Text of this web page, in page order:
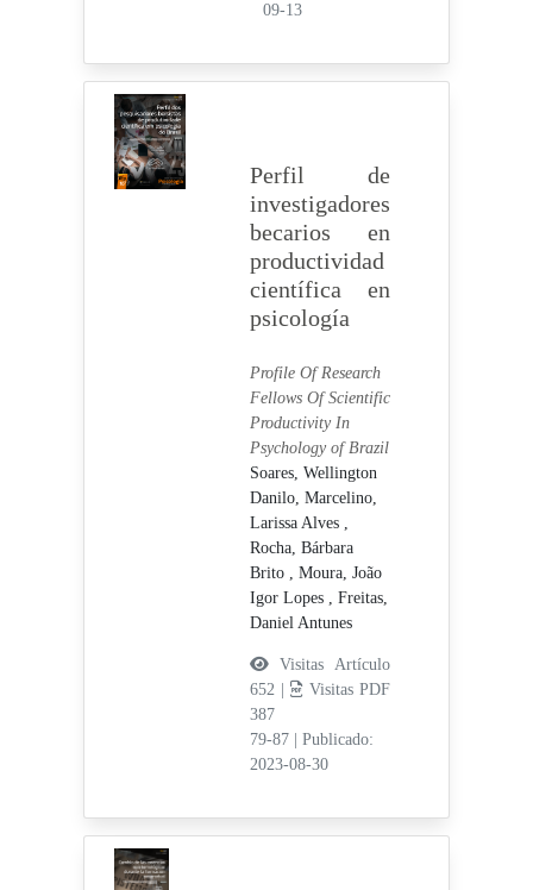
09-13
Perfil de
investigadores
becarios en
productividad
científica en
psicología
Profile Of Research
Fellows Of Scientific
Productivity In
Psychology of Brazil
Soares, Wellington
Danilo, Marcelino,
Larissa Alves ,
Rocha, Bárbara
Brito , Moura, João
Igor Lopes , Freitas,
Daniel Antunes
Visitas Artículo
652 |
Visitas PDF
387
79-87
Publicado:
2023-08-30